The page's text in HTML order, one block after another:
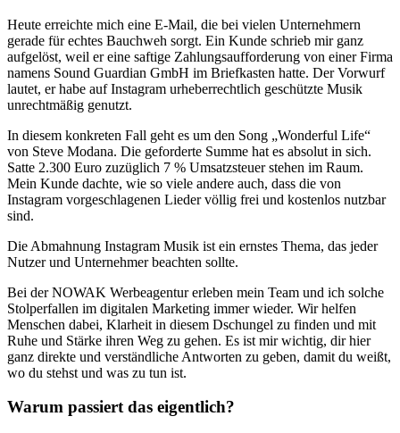
Heute erreichte mich eine E-Mail, die bei vielen Unternehmern
gerade für echtes Bauchweh sorgt. Ein Kunde schrieb mir ganz
aufgelöst, weil er eine saftige Zahlungsaufforderung von einer Firma
namens Sound Guardian GmbH im Briefkasten hatte. Der Vorwurf
lautet, er habe auf Instagram urheberrechtlich geschützte Musik
unrechtmäßig genutzt.
In diesem konkreten Fall geht es um den Song „Wonderful Life“
von Steve Modana. Die geforderte Summe hat es absolut in sich.
Satte 2.300 Euro zuzüglich 7 % Umsatzsteuer stehen im Raum.
Mein Kunde dachte, wie so viele andere auch, dass die von
Instagram vorgeschlagenen Lieder völlig frei und kostenlos nutzbar
sind.
Die Abmahnung Instagram Musik ist ein ernstes Thema, das jeder
Nutzer und Unternehmer beachten sollte.
Bei der NOWAK Werbeagentur erleben mein Team und ich solche
Stolperfallen im digitalen Marketing immer wieder. Wir helfen
Menschen dabei, Klarheit in diesem Dschungel zu finden und mit
Ruhe und Stärke ihren Weg zu gehen. Es ist mir wichtig, dir hier
ganz direkte und verständliche Antworten zu geben, damit du weißt,
wo du stehst und was zu tun ist.
Warum passiert das eigentlich?